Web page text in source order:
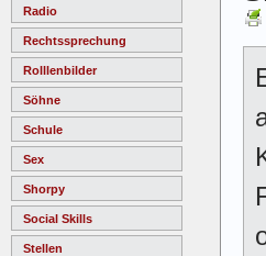
Radio
Rechtssprechung
Rolllenbilder
Söhne
Schule
Sex
Shorpy
Social Skills
Stellen